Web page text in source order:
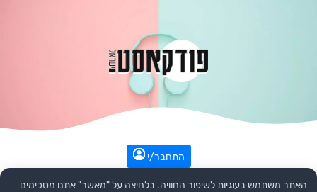
התחבר/י
האתר משתמש בעוגיות לשיפור החוויה. בלחיצה על "מאשר" אתם מסכימים